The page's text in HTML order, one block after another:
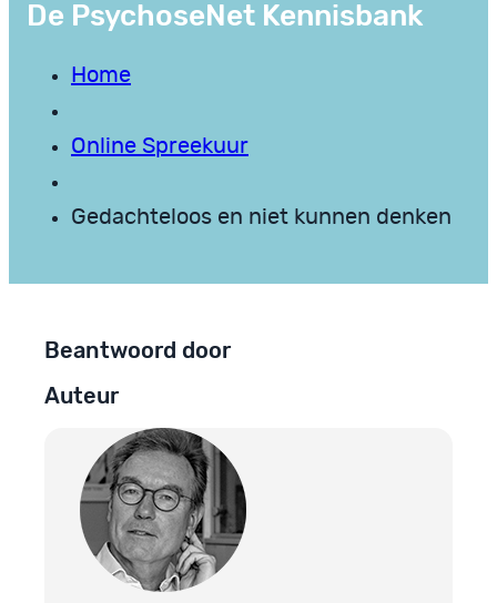
De PsychoseNet Kennisbank
Home
Online Spreekuur
Gedachteloos en niet kunnen denken
Beantwoord door
Auteur